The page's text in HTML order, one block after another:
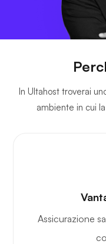
In Ultahost troverai
ambiente in cui
Assicurazione